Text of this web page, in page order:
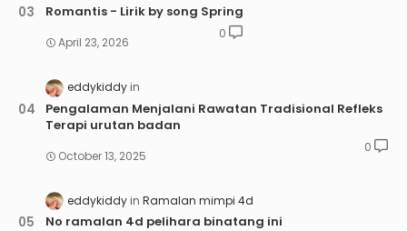
Romantis - Lirik by song Spring
April 23, 2026
0
eddykiddy
Pengalaman Menjalani Rawatan Tradisional Refleks
Terapi urutan badan
October 13, 2025
0
eddykiddy Ramalan mimpi 4d
No ramalan 4d pelihara binatang ini